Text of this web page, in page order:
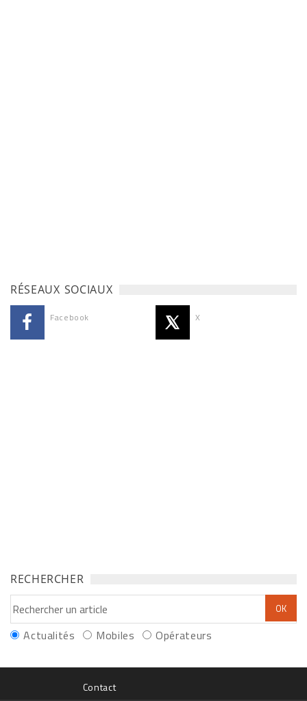
RÉSEAUX SOCIAUX
Facebook X
RECHERCHER
Actualités Mobiles Opérateurs
Contact